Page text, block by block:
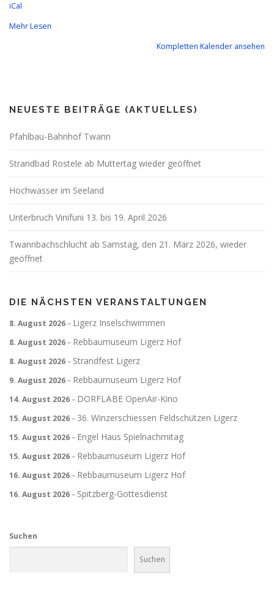
iCal
Mehr Lesen
Kompletten Kalender ansehen
NEUESTE BEITRÄGE (AKTUELLES)
Pfahlbau-Bahnhof Twann
Strandbad Rostele ab Muttertag wieder geöffnet
Hochwasser im Seeland
Unterbruch Vinifuni 13. bis 19. April 2026
Twannbachschlucht ab Samstag, den 21. März 2026, wieder
geöffnet
DIE NÄCHSTEN VERANSTALTUNGEN
8. August 2026– Ligerz Inselschwimmen
8. August 2026– Rebbaumuseum Ligerz Hof
8. August 2026– Strandfest Ligerz
9. August 2026– Rebbaumuseum Ligerz Hof
14. August 2026– DORFLÄBE OpenAir-Kino
15. August 2026– 36. Winzerschiessen Feldschützen Ligerz
15. August 2026– Engel Haus Spielnachmitag
15. August 2026– Rebbaumuseum Ligerz Hof
16. August 2026– Rebbaumuseum Ligerz Hof
16. August 2026– Spitzberg-Gottesdienst
Suchen
Suchen